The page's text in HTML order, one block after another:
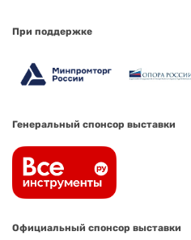
При поддержке
Генеральный спонсор выставки
Официальный спонсор выставки